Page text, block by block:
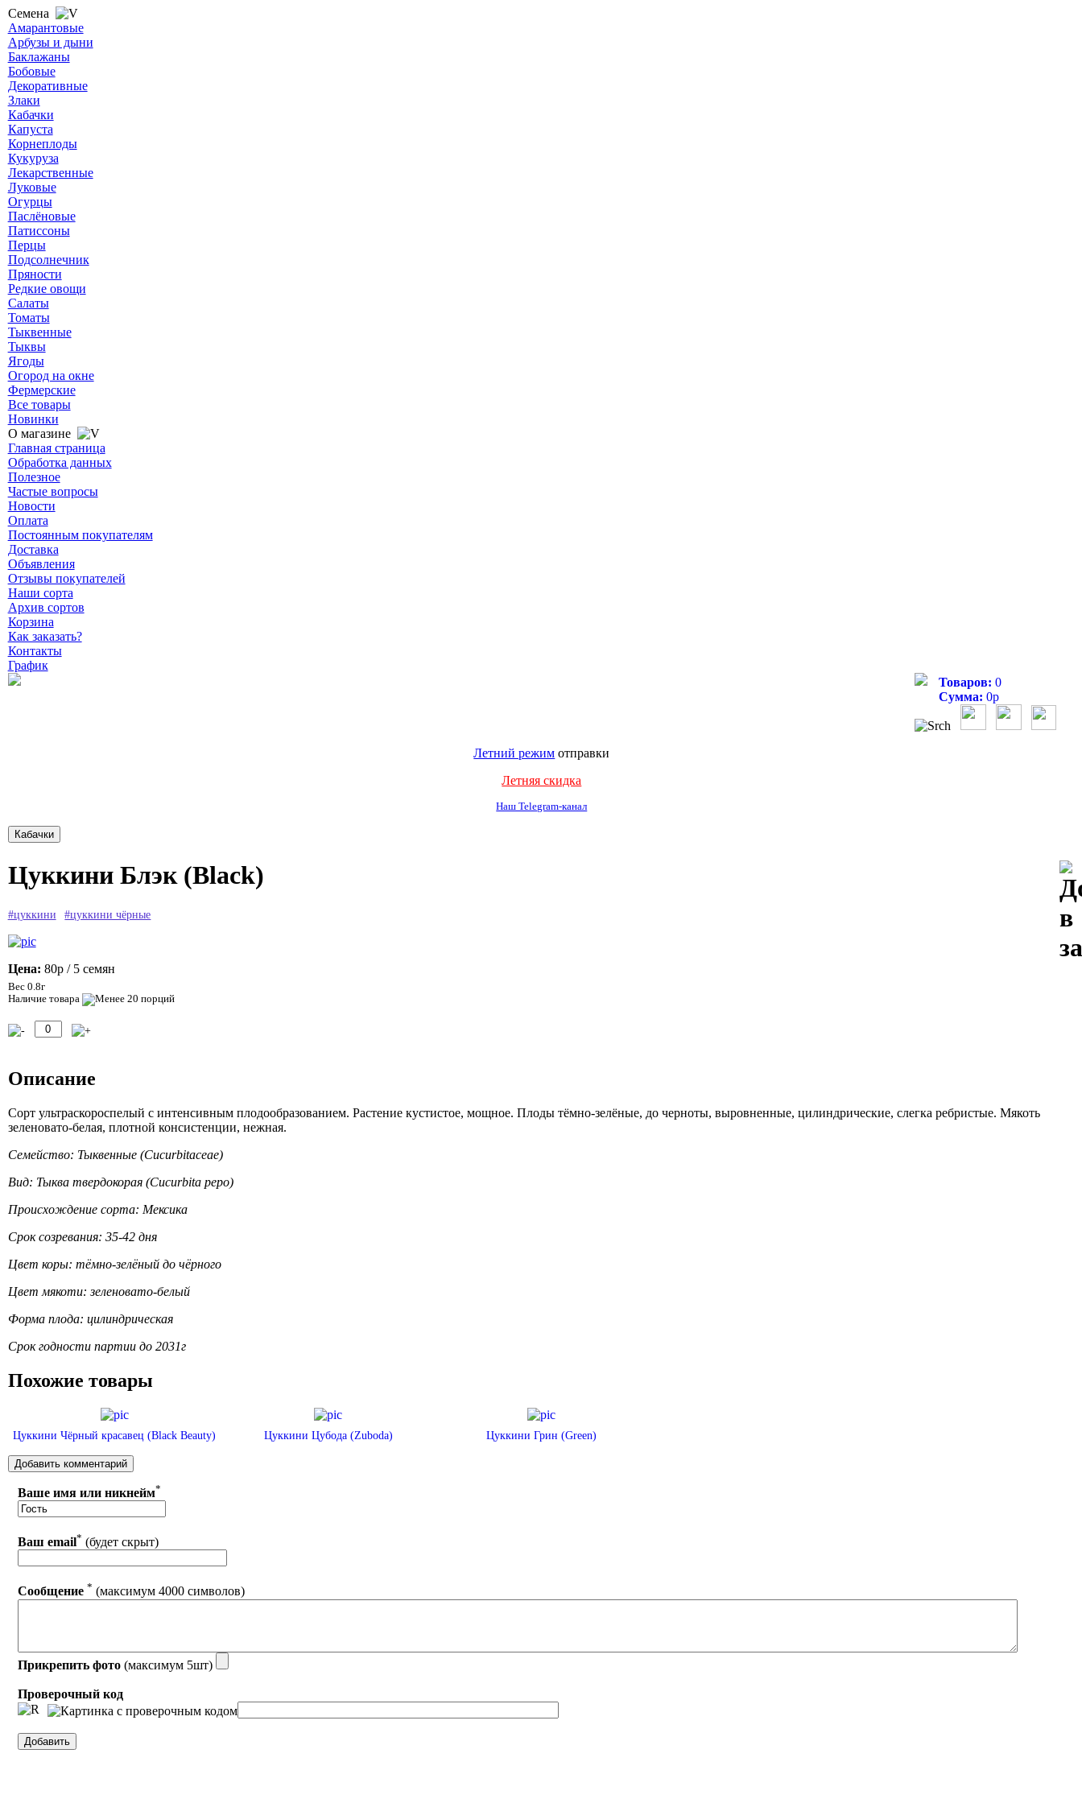
Семена
Амарантовые
Арбузы и дыни
Баклажаны
Бобовые
Декоративные
Злаки
Кабачки
Капуста
Корнеплоды
Кукуруза
Лекарственные
Луковые
Огурцы
Паслёновые
Патиссоны
Перцы
Подсолнечник
Пряности
Редкие овощи
Салаты
Томаты
Тыквенные
Тыквы
Ягоды
Огород на окне
Фермерские
Все товары
Новинки
О магазине
Главная страница
Обработка данных
Полезное
Частые вопросы
Новости
Оплата
Постоянным покупателям
Доставка
Объявления
Отзывы покупателей
Наши сорта
Архив сортов
Корзина
Как заказать?
Контакты
График
Товаров: 0
Сумма: 0р
Летний режим отправки
Летняя скидка
Наш Telegram-канал
Цуккини Блэк (Black)
#цуккини #цуккини чёрные
Цена: 80р / 5 семян
Вес 0.8г
Наличие товара
Описание
Сорт ультраскороспелый с интенсивным плодообразованием. Растение кустистое, мощное. Плоды тёмно-зелёные, до черноты, выровненные, цилиндрические, слегка ребристые. Мякоть
зеленовато-белая, плотной консистенции, нежная.
Семейство: Тыквенные (Cucurbitaceae)
Вид: Тыква твердокорая (Cucurbita pepo)
Происхождение сорта: Мексика
Срок созревания: 35-42 дня
Цвет коры: тёмно-зелёный до чёрного
Цвет мякоти: зеленовато-белый
Форма плода: цилиндрическая
Срок годности партии до 2031г
Похожие товары
Цуккини Чёрный красавец (Black Beauty) Цуккини Цубода (Zuboda) Цуккини Грин (Green)
Ваше имя или никнейм*
Ваш email* (будет скрыт)
Сообщение * (максимум 4000 символов)
Прикрепить фото (максимум 5шт)
Проверочный код